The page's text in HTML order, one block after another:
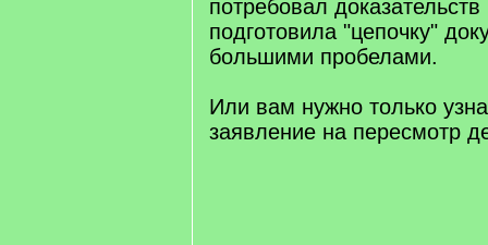
потребовал
подготовила "цепочку"
большими пробелами.
Или вам нужно только
заявление на пересмотр